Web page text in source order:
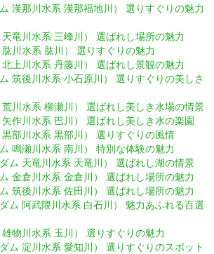
漢那川水系 漢那福地川） 選りすぐりの魅力
竜川水系 三峰川） 選ばれし場所の魅力
川水系 肱川） 選りすぐりの魅力
上川水系 丹藤川） 選ばれし景観の魅力
筑後川水系 小石原川） 選りすぐりの美しさ
川水系 柳瀬川） 選ばれし美しき水場の情景
作川水系 巴川） 選ばれし美しき水の楽園
部川水系 黒部川） 選りすぐりの風情
鳴瀬川水系 南川） 特別な体験の魅力
ム 天竜川水系 天竜川） 選ばれし湖の情景
金倉川水系 金倉川） 選ばれし場所の魅力
筑後川水系 佐田川） 選ばれし場所の魅力
ム 阿武隈川水系 白石川） 魅力あふれる百選
物川水系 玉川） 選りすぐりの魅力
ム 淀川水系 愛知川） 選りすぐりのスポット